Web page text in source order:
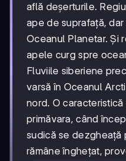
află deșerturile.
ape de suprafață,
Oceanul Planetar. Și
apele curg spre
Fluviile siberiene
varsă în Oceanul
nord. O
primăvara, când
sudică se dezgheață
rămâne înghețat,